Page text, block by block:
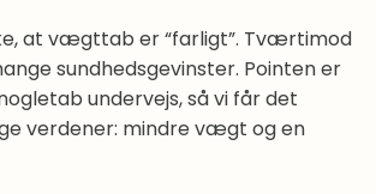
at vægttab er “farligt”. Tværtimod
sundhedsgevinster. Pointen er
undervejs, så vi får det
verdener: mindre vægt og en